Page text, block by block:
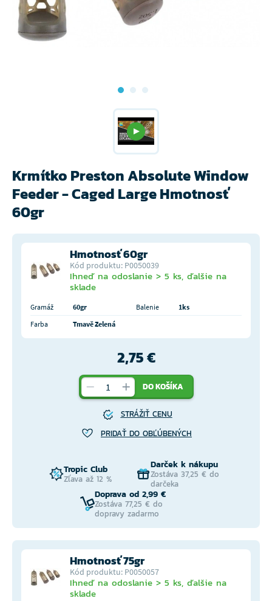
Krmítko Preston Absolute Window
Feeder - Caged Large Hmotnosť
60gr
Hmotnosť 60gr
Kód produktu: P0050039
Ihneď na odoslanie > 5 ks, ďalšie na
sklade
Gramáž 60gr Balenie
1ks
Farba
Tmavě Zelená
2,75 €
DO KOŠÍKA
STRÁŽIŤ CENU
PRIDAŤ DO OBĽÚBENÝCH
Tropic Club
Zľava až 12 %
Darček k nákupu
Zostáva 37,25 € do
darčeka
Doprava od 2,99 €
Zostáva 77,25 € do
dopravy zadarmo
Hmotnosť 75gr
Kód produktu: P0050057
Ihneď na odoslanie > 5 ks, ďalšie na
sklade